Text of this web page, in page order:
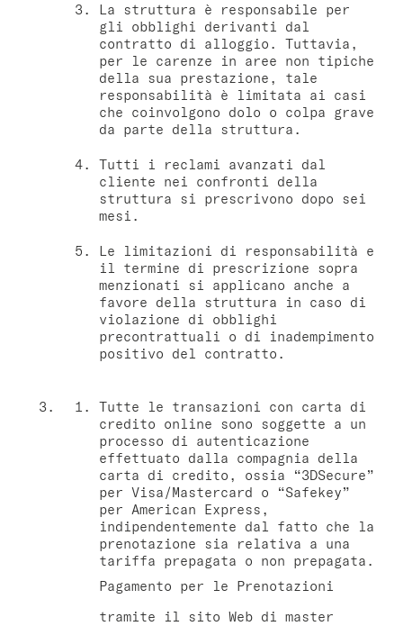
La struttura è responsabile per
gli obblighi derivanti dal
contratto di alloggio. Tuttavia,
per le carenze in aree non tipiche
della sua prestazione, tale
responsabilità è limitata ai casi
che coinvolgono dolo o colpa grave
da parte della struttura.
Tutti i reclami avanzati dal
cliente nei confronti della
struttura si prescrivono dopo sei
mesi.
Le limitazioni di responsabilità e
il termine di prescrizione sopra
menzionati si applicano anche a
favore della struttura in caso di
violazione di obblighi
precontrattuali o di inadempimento
positivo del contratto.
Tutte le transazioni con carta di
credito online sono soggette a un
processo di autenticazione
effettuato dalla compagnia della
carta di credito, ossia “3DSecure”
per Visa/Mastercard o “Safekey”
per American Express,
indipendentemente dal fatto che la
prenotazione sia relativa a una
tariffa prepagata o non prepagata.
Pagamento per le Prenotazioni
tramite il sito Web di master